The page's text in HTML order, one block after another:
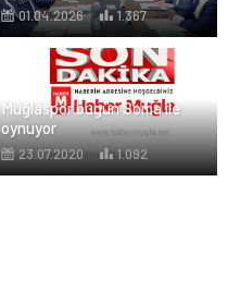
01.04.2026 1.367
Muğlaspor bugün Soma ile
oynuyor
23.07.2020 1.092